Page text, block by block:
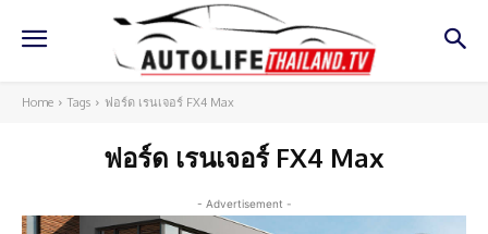
Home Tags ฟอร์ด เรนเจอร์ FX4 Max
ฟอร์ด เรนเจอร์ FX4 Max
- Advertisement -